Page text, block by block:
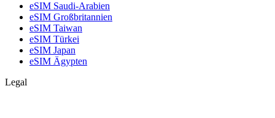
eSIM Saudi-Arabien
eSIM Großbritannien
eSIM Taiwan
eSIM Türkei
eSIM Japan
eSIM Ägypten
Legal